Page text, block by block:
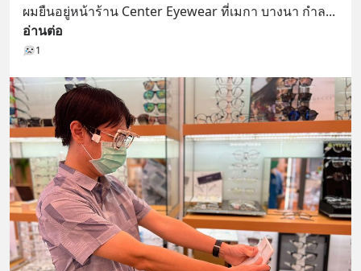
ผมยืนอยู่หน้าร้าน Center Eyewear ที่เมกา บางนา กำล
อ่านต่อ
1